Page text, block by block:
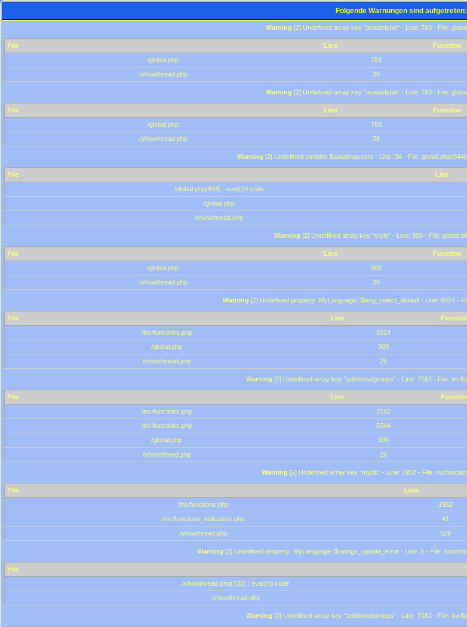
Folgende Warnungen sind aufgetreten:
Warning [2] Undefined array key "avatartype" - Line: 783 - File:
File Line
Function
/global.php
783
/showthread.php
26
Warning [2] Undefined array key "avatartype" - Line: 783 - File:
File Line
Function
/global.php
783
/showthread.php
26
Warning [2] Undefined variable $awaitingusers - Line: 34 - File:
File Line
/global.php(844) : eval()'d code
/global.php
/showthread.php
Warning [2] Undefined array key "style" - Line: 909 - File:
File Line
Function
/global.php
909
/showthread.php
26
Warning [2] Undefined property: MyLanguage::$lang_select_default - Line: 5024 -
File Line
/inc/functions.php
5024
/global.php
909
/showthread.php
26
Warning [2] Undefined array key "additionalgroups" - Line: 7162 - File: inc/
File Line
/inc/functions.php
7162
/inc/functions.php
5044
/global.php
909
/showthread.php
26
Warning [2] Undefined array key "mybb" - Line: 1952 - File: inc/
File Line
/inc/functions.php
1952
/inc/functions_indicators.php
41
/showthread.php
629
Warning [2] Undefined property: MyLanguage::$ratings_update_error - Line: 5 - File:
File
/showthread.php(732) : eval()'d code
/showthread.php
Warning [2] Undefined array key "additionalgroups" - Line: 7162 - File: inc/